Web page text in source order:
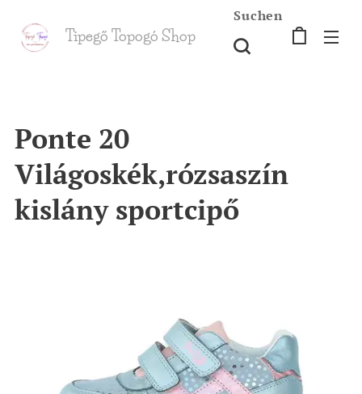
Tipegő Topogó Shop
Suchen
Ponte 20
Világoskék,rózsaszín
kislány sportcipő